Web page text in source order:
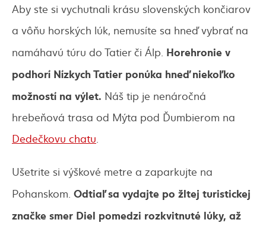
Aby ste si vychutnali krásu slovenských končiarov
a vôňu horských lúk, nemusíte sa hneď vybrať na
namáhavú túru do Tatier či Álp. Horehronie v
podhorí Nízkych Tatier ponúka hneď niekoľko
možností na výlet. Náš tip je nenáročná
hrebeňová trasa od Mýta pod Ďumbierom na
Dedečkovu chatu
Ušetrite si výškové metre a zaparkujte na
Pohanskom. Odtiaľ sa vydajte po žltej turistickej
značke smer Diel pomedzi rozkvitnuté lúky, až